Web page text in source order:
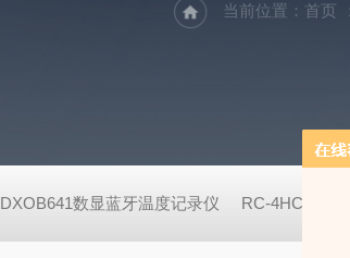
当前位置： 首页
DXOB641数显蓝牙温度记录仪 RC-4HC RC-